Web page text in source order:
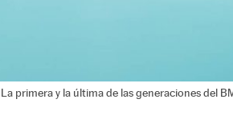
La primera y la última de las generaciones del